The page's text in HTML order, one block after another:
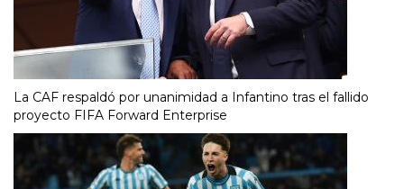
La CAF respaldó por unanimidad a Infantino tras el fallido
proyecto FIFA Forward Enterprise